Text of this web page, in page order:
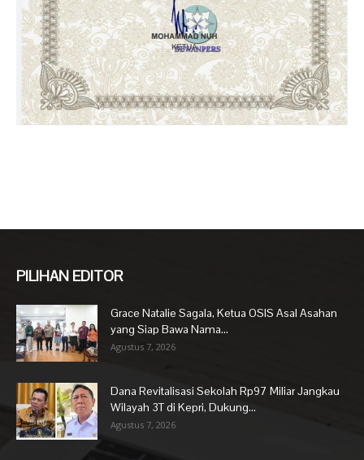
PILIHAN EDITOR
Grace Natalie Sagala, Ketua OSIS Asal Asahan
yang Siap Bawa Nama...
Agustus 7, 2026
Dana Revitalisasi Sekolah Rp97 Miliar Jangkau
Wilayah 3T di Kepri, Dukung...
Agustus 7, 2026